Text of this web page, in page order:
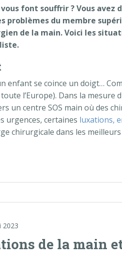
vous font souffrir ? Vous
problèmes du membre
de la main. Voici les
enfant se coince un doigt…
l’Europe). Dans la mesure
un centre SOS main où des
urgences, certaines luxations,
chirurgicale dans les
2023
de la main